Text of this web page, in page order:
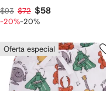
$93 $72 $58
-20%-20%
Oferta especial